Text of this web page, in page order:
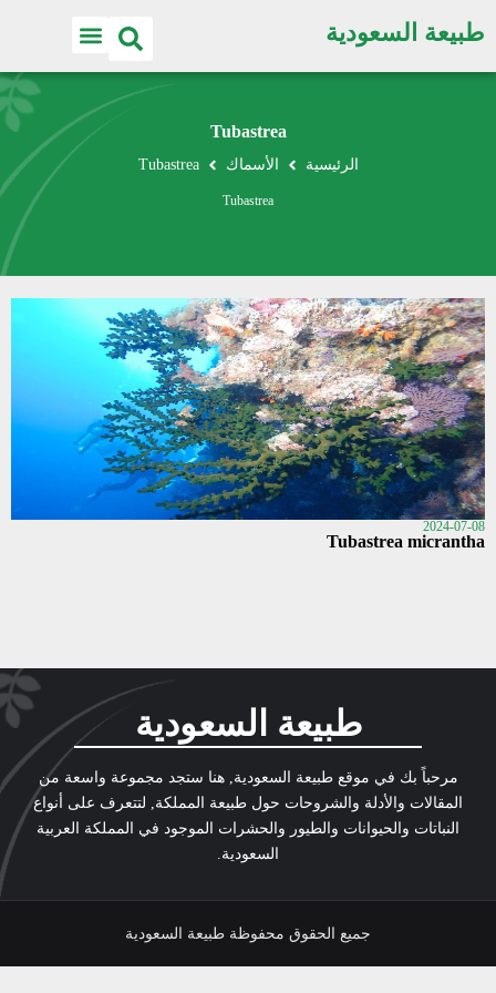
طبيعة السعودية
Tubastrea
الرئيسية الأسماك Tubastrea
Tubastrea
2024-07-08
Tubastrea micrantha
طبيعة السعودية
مرحباً بك في موقع طبيعة السعودية, هنا ستجد مجموعة واسعة من
المقالات والأدلة والشروحات حول طبيعة المملكة, لتتعرف على أنواع
النباتات والحيوانات والطيور والحشرات الموجود في المملكة العربية
السعودية.
جميع الحقوق محفوظة طبيعة السعودية